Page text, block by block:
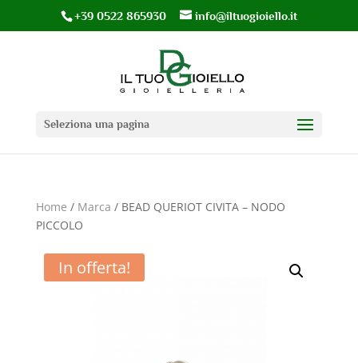
+39 0522 865930 info@iltuogioiello.it
Seleziona una pagina
Home / Marca / BEAD QUERIOT CIVITA – NODO
PICCOLO
In offerta!